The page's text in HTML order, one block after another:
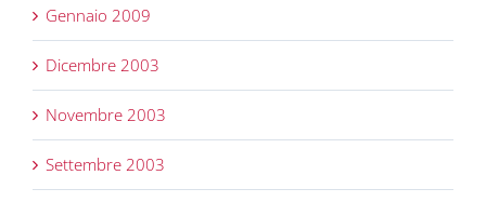
Gennaio 2009
Dicembre 2003
Novembre 2003
Settembre 2003